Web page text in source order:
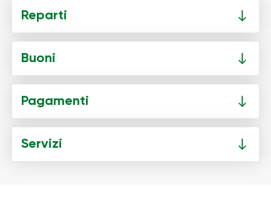
Reparti
Buoni
Pagamenti
Servizi